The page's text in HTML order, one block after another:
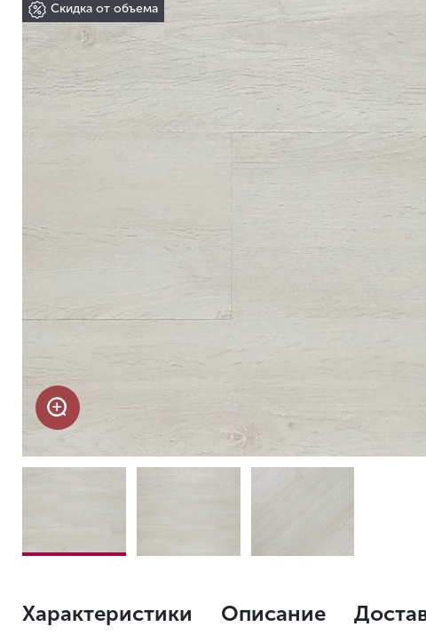
Скидка от объема
Характеристики Описание